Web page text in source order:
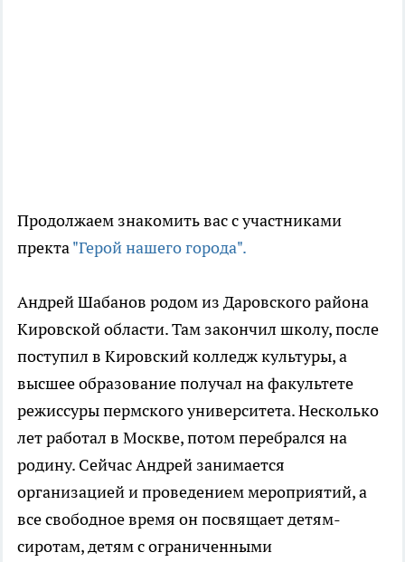
Продолжаем знакомить вас с участниками
пректа"Герой нашего города".
Андрей Шабанов родом из Даровского района
Кировской области. Там закончил школу, после
поступил в Кировский колледж культуры, а
высшее образование получал на факультете
режиссуры пермского университета. Несколько
лет работал в Москве, потом перебрался на
родину. Сейчас Андрей занимается
организацией и проведением мероприятий, а
все свободное время он посвящает детям-
сиротам, детям с ограниченными